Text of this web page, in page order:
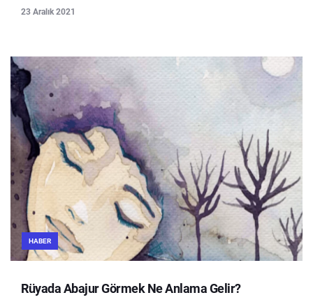
23 Aralık 2021
HABER
Rüyada Abajur Görmek Ne Anlama Gelir?